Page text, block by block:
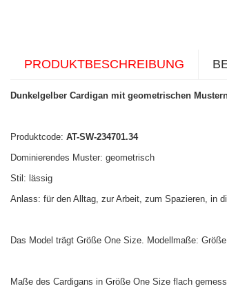
PRODUKTBESCHREIBUNG
Dunkelgelber Cardigan mit geometrischen
Produktcode: AT-SW-234701.34
Dominierendes Muster: geometrisch
Stil: lässig
Anlass: für den Alltag, zur Arbeit, zum Spazieren, in
Das Model trägt Größe One Size. Modellmaße:
Maße des Cardigans in Größe One Size flach